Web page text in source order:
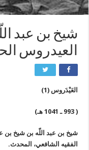
شيخ بن عبد
العيدروس
العَيْدَروس (1)
( 993 ـ 1041 هـ)
شيخ بن عبد اللّه بن شيخ بن
الفقيه الشافعي، المحدث.